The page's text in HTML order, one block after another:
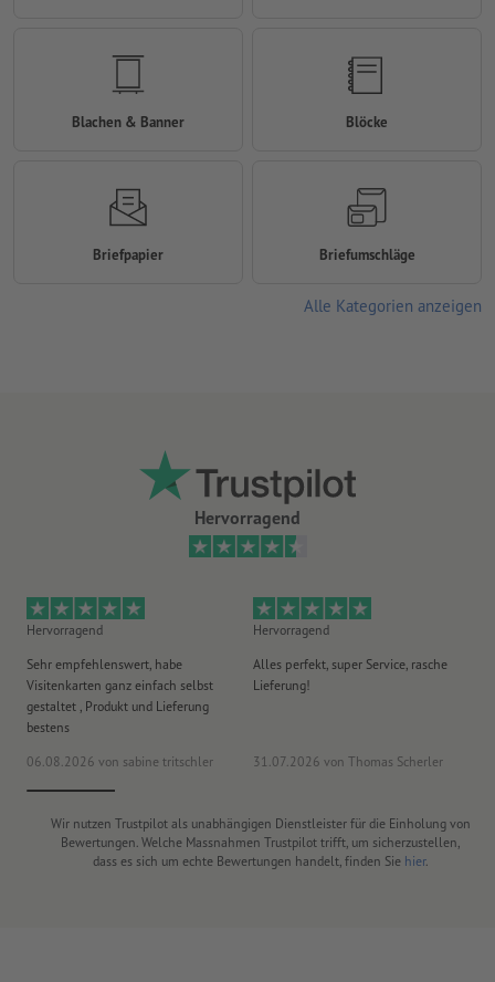
Hervorragend
Hervorragend
Sehr empfehlenswert, habe
Visitenkarten ganz einfach selbst
gestaltet , Produkt und Lieferung
bestens
06.08.2026 von sabine tritschler
Hervorragend
Alles perfekt, super Service, rasche
Lieferung!
31.07.2026 von Thomas Scherler
Wir nutzen Trustpilot als unabhängigen Dienstleister für die Einholung von
Bewertungen. Welche Massnahmen Trustpilot trifft, um sicherzustellen,
dass es sich um echte Bewertungen handelt, finden Sie hier.
Blachen & Banner Blöcke
Briefpapier Briefumschläge
Alle Kategorien anzeigen